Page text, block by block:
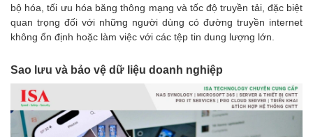
bộ hóa, tối ưu hóa băng thông mạng và tốc độ truyền tải, đặc biệt
quan trọng đối với những người dùng có đường truyền internet
không ổn định hoặc làm việc với các tệp tin dung lượng lớn.
Sao lưu và bảo vệ dữ liệu doanh nghiệp